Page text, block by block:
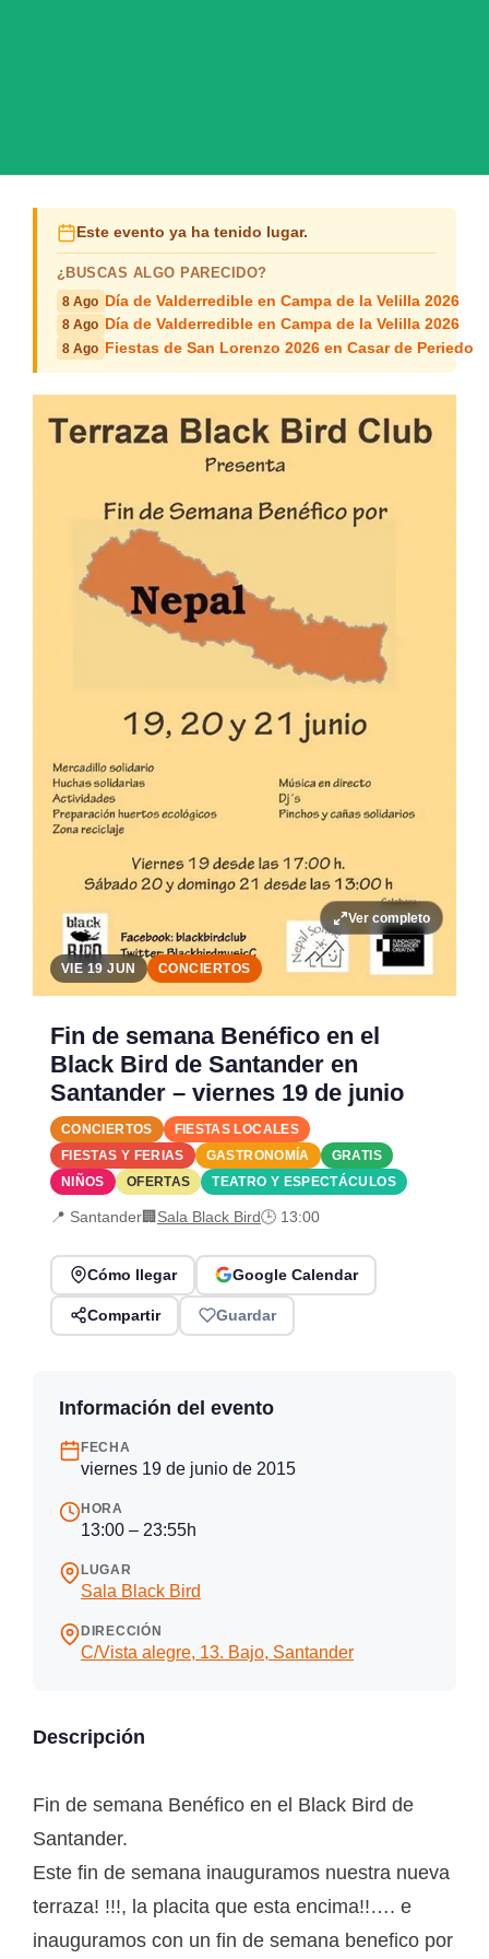
Este evento ya ha tenido lugar.
¿BUSCAS ALGO PARECIDO?
8 Ago Día de Valderredible en Campa de la Velilla 2026
8 Ago Día de Valderredible en Campa de la Velilla 2026
8 Ago Fiestas de San Lorenzo 2026 en Casar de Periedo
Ver completo
VIE 19 JUN CONCIERTOS
Fin de semana Benéfico en el
Black Bird de Santander en
Santander – viernes 19 de junio
CONCIERTOS
FIESTAS LOCALES
FIESTAS Y FERIAS
GASTRONOMÍA
GRATIS
NIÑOS
OFERTAS TEATRO Y ESPECTÁCULOS
📍 Santander🏢 Sala Black Bird🕒 13:00
Cómo llegar Google Calendar
Compartir Guardar
Información del evento
FECHA
viernes 19 de junio de 2015
HORA
13:00 – 23:55h
LUGAR
Sala Black Bird
DIRECCIÓN
C/Vista alegre, 13. Bajo, Santander
Descripción
Fin de semana Benéfico en el Black Bird de
Santander.
Este fin de semana inauguramos nuestra nueva
terraza! !!!, la placita que esta encima!!…. e
inauguramos con un fin de semana benefico por